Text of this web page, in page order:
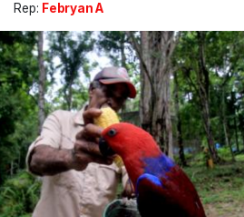
Rep: Febryan A